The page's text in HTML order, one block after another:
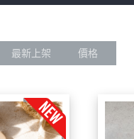
最新上架 價格